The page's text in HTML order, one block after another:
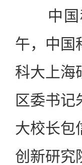
中国科
午，中国
科大上海
区委书记
大校长包
创新研究